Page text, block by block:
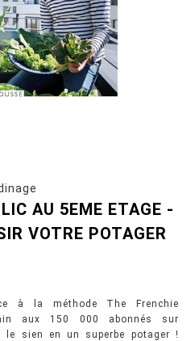
AU 5EME ETAGE -
VOTRE POTAGER
à la méthode The Frenchie
aux 150 000 abonnés sur
sien en un superbe potager !